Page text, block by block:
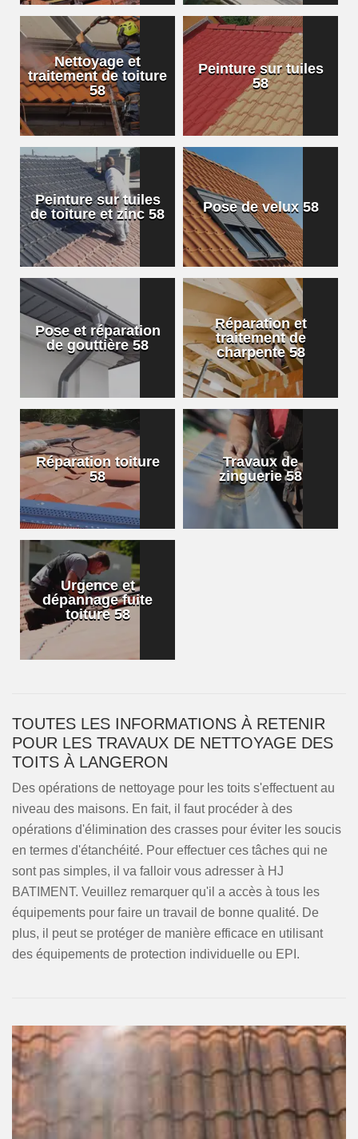
Nettoyage et
traitement de toiture
58
Peinture sur tuiles
58
Peinture sur tuiles
de toiture et zinc 58
Pose de velux 58
Pose et réparation
de gouttière 58
Réparation et
traitement de
charpente 58
Réparation toiture
58
Travaux de
zinguerie 58
Urgence et
dépannage fuite
toiture 58
TOUTES LES INFORMATIONS À RETENIR
POUR LES TRAVAUX DE NETTOYAGE DES
TOITS À LANGERON
Des opérations de nettoyage pour les toits s'effectuent au
niveau des maisons. En fait, il faut procéder à des
opérations d'élimination des crasses pour éviter les soucis
en termes d'étanchéité. Pour effectuer ces tâches qui ne
sont pas simples, il va falloir vous adresser à HJ
BATIMENT. Veuillez remarquer qu'il a accès à tous les
équipements pour faire un travail de bonne qualité. De
plus, il peut se protéger de manière efficace en utilisant
des équipements de protection individuelle ou EPI.